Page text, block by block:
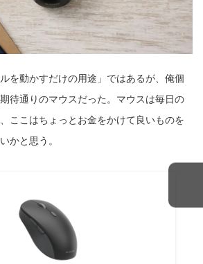
を動かすだけの用途」ではあるが、俺個
待通りのマウスだった。マウスは毎日の
ここはちょっとお金をかけて良いものを
かと思う。